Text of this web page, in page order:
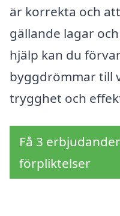
är korrekta och
gällande lagar
hjälp kan du
byggdrömmar till
trygghet och
Få 3
förpliktelser